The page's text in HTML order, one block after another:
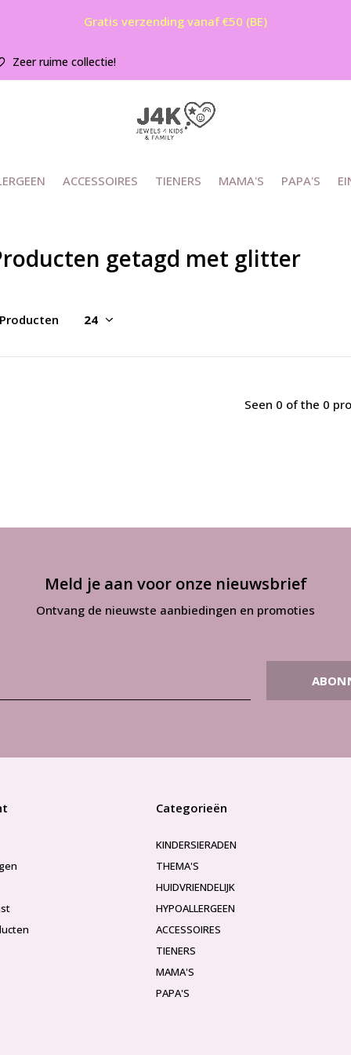
ACCESSOIRES TIENERS MAMA'S PAPA'S
Zeer ruime collectie!
Gratis verzending vanaf €50 (BE)
getagd met glitter
Seen 0 of the 0
Meld je aan voor onze nieuwsbrief
Ontvang de nieuwste aanbiedingen en promoties
Categorieën
KINDERSIERADEN
THEMA'S
HUIDVRIENDELIJK
HYPOALLERGEEN
ACCESSOIRES
TIENERS
MAMA'S
PAPA'S